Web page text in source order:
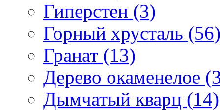
Гиперстен (3)
Горный хрусталь (56)
Гранат (13)
Дерево окаменелое
Дымчатый кварц (14)